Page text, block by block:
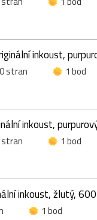
inkoust,
stran
1 bod
inkoust,
1 bod
inkoust, žlutý,
1 bod